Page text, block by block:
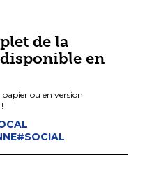
de la
en
ou en version
#SOCIAL